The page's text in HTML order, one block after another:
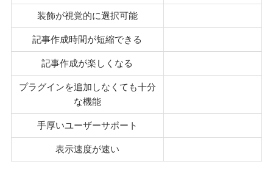
装飾が視覚的に選択可能
記事作成時間が短縮できる
記事作成が楽しくなる
プラグインを追加しなくても十分
な機能
手厚いユーザーサポート
表示速度が速い